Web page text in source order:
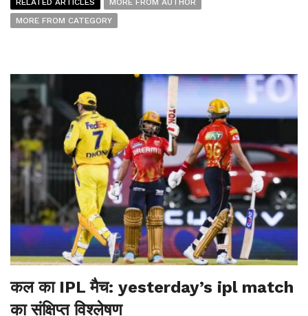
RELATED ARTICLES
MORE FROM AUTHOR
MORE FROM CATEGORY
कल का IPL मैच: yesterday’s ipl match
का संक्षिप्त विश्लेषण